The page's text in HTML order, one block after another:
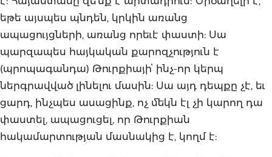
եթե այսպես պնդեն, կրկին առանց
ապացույցների, առանց որեւէ փաստի: Սա
պարզապես հայկական քարոզչություն է
(պրոպագանդա) Թուրքիայիՙ ինչ-որ կերպ
ներգրավված լինելու մասին: Սա այդ դեպքը չէ, եւ
ցարդ, ինչպես ասացինք, ոչ մեկն էլ չի կարող դա
փաստել, ապացուցել, որ Թուրքիան
հակամարտության մասնակից է, կողմ է: